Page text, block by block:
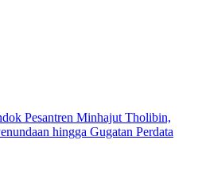
Pesantren Minhajut Tholibin,
hingga Gugatan Perdata